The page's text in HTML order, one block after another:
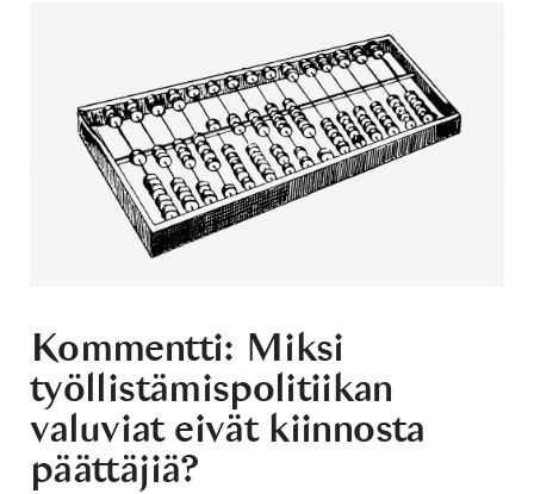
Kommentti: Miksi
työllistämispolitiikan
valuviat eivät kiinnosta
päättäjiä?